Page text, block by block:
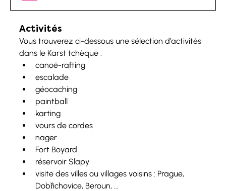
Activités
Vous trouverez ci-dessous une sélection d’activités
dans le Karst tchèque :
canoë-rafting
escalade
géocaching
paintball
karting
vours de cordes
nager
Fort Boyard
réservoir Slapy
visite des villes ou villages voisins : Prague,
Dobřichovice, Beroun, ...